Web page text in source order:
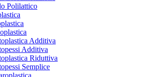
Polilattico
Additiva
Additiva
Riduttiva
Semplice